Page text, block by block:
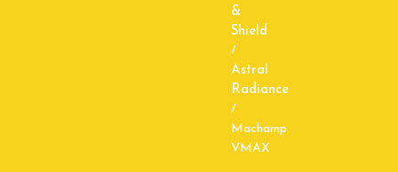
&
Shield
/
Astral
Radiance
/
Machamp
VMAX